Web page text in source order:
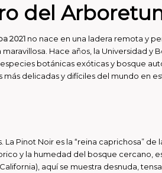
del
2021 no nace en una ladera remota y
Hace años, la Universidad
botánicas exóticas y bosque
delicadas y difíciles del mundo en
Pinot Noir es la “reina caprichosa”
y la humedad del bosque cercano,
aquí se muestra desnuda,